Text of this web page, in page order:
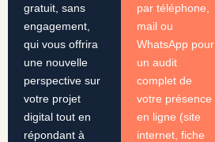
gratuit, sans
engagement,
qui vous offrira
une nouvelle
perspective sur
votre projet
digital tout en
répondant à
par téléphone,
mail ou
WhatsApp pour
un audit
complet de
votre présence
en ligne (site
internet, fiche